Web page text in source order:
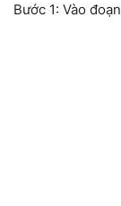
Bước 1: Vào